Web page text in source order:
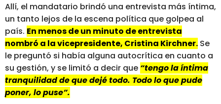
Allí, el mandatario brindó una entrevista más íntima,
un tanto lejos de la escena política que golpea al
país. En menos de un minuto de entrevista
nombró a la vicepresidente, Cristina Kirchner. Se
le preguntó si había alguna autocrítica en cuanto a
su gestión, y se limitó a decir que “tengo la íntima
tranquilidad de que dejé todo. Todo lo que pude
poner, lo puse”.